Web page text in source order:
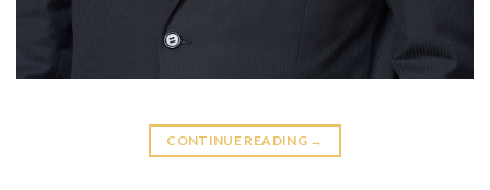
CONTINUE READING →